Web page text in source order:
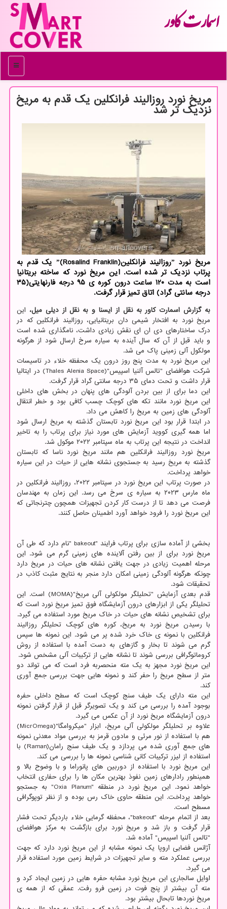
اسمارت كاور
منو
مریخ نورد روزالیند فرانکلین یک قدم به مریخ
نزدیک تر شد
مریخ نورد ˮروزالیند فرانکلینˮ(Rosalind Franklin) یک قدم به
پرتاب نزدیک تر شده است. این مریخ نورد که ساخته بریتانیا
است به مدت ۱۲۰ ساعت درون کوره ی ۹۵ درجه فارنهایتی(۳۵
درجه سانتی گراد) اتاق تمیز قرار گرفت.
به گزارش اسمارت کاور به نقل از ایسنا و به نقل از دیلی میل، این
مریخ نورد به افتخار شیمی دان بریتانیایی، روزالیند فرانکلین که در
درک ساختارهای دی ان ای نقش زیادی داشت، نامگذاری شده است
و باید قبل از آن که سال آینده به سیاره سرخ ارسال شود از هرگونه
مولکول آلی زمینی پاک می شد.
این مریخ نورد به مدت پنج روز درون یک محفظه خلاء در تاسیسات
شرکت هوافضای "تالس آلنیا اسپیس"(Thales Alenia Space) در ایتالیا
قرار داشت و تحت دمای ۳۵ درجه سانتی گراد قرار گرفت.
این دما برای از بین بردن آلودگی های پنهان در بخش های داخلی
این مریخ نورد مانند تکه های کوچک چسب کافی بود و خطر انتقال
آلودگی های زمین به مریخ را کاهش می داد.
در ابتدا قرار بود این مریخ نورد تابستان گذشته به مریخ ارسال شود
اما همه گیری کووید آزمایش های مورد نیاز برای پرتاب را به تاخیر
انداخت در نتیجه این پرتاب به ماه سپتامبر ۲۰۲۲ موکول شد.
مریخ نورد روزالیند فرانکلین هم مانند مریخ نورد ناسا که تابستان
گذشته به مریخ رسید به جستجوی نشانه هایی از حیات در این سیاره
خواهد پرداخت.
در صورت پرتاب این مریخ نورد در سپتامبر ۲۰۲۲، روزالیند فرانکلین در
ماه مارس ۲۰۲۳ به سیاره ی سرخ می رسد. این زمان به مهندسان
فرصت می دهد تا از درست کار کردن تجهیزات همچون چترنجاتی که
این مریخ نورد را فرود خواهد آورد اطمینان حاصل کنند.
بخشی از آماده سازی برای پرتاب فرایند "bakeout "نام دارد که طی آن
مریخ نورد برای از بین رفتن آلاینده های زمینی گرم می شود. این
مرحله اهمیت زیادی در جهت یافتن نشانه های حیات در مریخ دارد
چونکه هرگونه آلودگی زمینی امکان دارد منجر به نتایج مثبت کاذب در
تحقیقات شود.
قدم بعدی آزمایش "تحلیلگر مولکولی آلی مریخ"(MOMA) است. این
تحلیلگر یکی از ابزارهای درون آزمایشگاه فوق تمیز مریخ نورد است که
برای تشخیص نشانه های حیات در خاک مریخ مورد استفاده می گیرد.
با رسیدن مریخ نورد به مریخ، کوره های کوچک تحلیلگر روزالیند
فرانکلین با نمونه ی خاک خرد شده پر می شود. این نمونه ها سپس
گرم می شوند تا بخار و گازهای به دست آمده با استفاده از روش
کروماتوگرافی بررسی شوند تا نشانه هایی از ترکیبات آلی مشخص شود.
این مریخ نورد مجهز به یک مته منحصربه فرد است که می تواند دو
متر از سطح مریخ را حفر کند و نمونه هایی جهت بررسی جمع آوری
کند.
این مته دارای یک طیف سنج کوچک است که سطح داخلی حفره
بوجود آمده را بررسی می کند و یک تصویرگر قبل از قرار گرفتن نمونه
درون آزمایشگاه مریخ نورد از آن عکس می گیرد.
علاوه بر تحلیلگر مولکولی آلی مریخ، ابزار "میکروامگا"(MicrOmega)
هم با استفاده از نور مرئی و مادون قرمز به بررسی مواد معدنی نمونه
های جمع آوری شده می پردازد و یک طیف سنج رامان(Raman) با
استفاده از لیزر ترکیبات کانی شناسی نمونه ها را بررسی می کند.
این مریخ نورد با استفاده از دوربین های پانوراما و با وضوح بالا و
همینطور رادارهای زمین نفوذ بهترین مکان ها را برای حفاری انتخاب
خواهد نمود. این مریخ نورد در منطقه "Oxia Planum" به جستجو
خواهد پرداخت. این منطقه حاوی خاک رس بوده و از نظر توپوگرافی
مسطح است.
بعد از اتمام مرحله "bakeout"، محفظه گرمایی خلاء باردیگر تحت فشار
قرار گرفت و باز شد و مریخ نورد برای بازگشت به مرکز هوافضای
"تالس آلنیا اسپیس" آماده شد.
آژانس فضایی اروپا یک نمونه مشابه از این مریخ نورد دارد که جهت
بررسی عملکرد مته و سایر تجهیزات در شرایط زمین مورد استفاده قرار
می گیرد.
اوایل سالجاری این مریخ نورد مشابه حفره هایی در زمین ایجاد کرد و
مته آن بیشتر از پنج فوت در زمین فرو رفت. عمقی که از همه ی
مریخ نوردها تابحال بیشتر بود.